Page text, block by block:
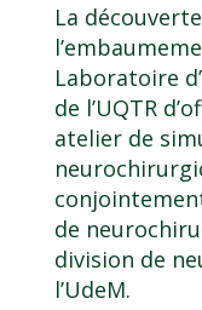
La
Laboratoire
de l’UQTR
atelier de
de
division de
l’UdeM.